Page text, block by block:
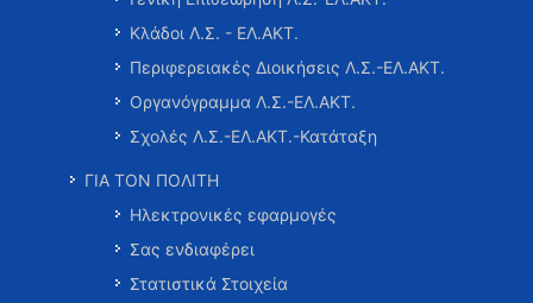
Κλάδοι Λ.Σ. - ΕΛ.ΑΚΤ.
Περιφερειακές Διοικήσεις Λ.Σ.-ΕΛ.ΑΚΤ.
Οργανόγραμμα Λ.Σ.-ΕΛ.ΑΚΤ.
Σχολές Λ.Σ.-ΕΛ.ΑΚΤ.-Κατάταξη
ΓΙΑ ΤΟΝ ΠΟΛΙΤΗ
Ηλεκτρονικές εφαρμογές
Σας ενδιαφέρει
Στατιστικά Στοιχεία